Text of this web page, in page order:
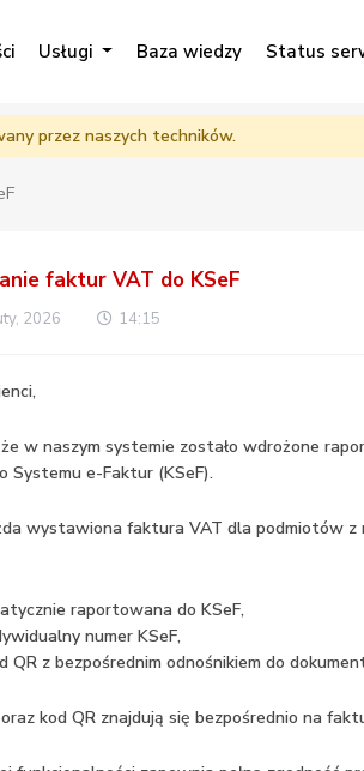
Usługi Baza wiedzy Status
przez naszych techników.
faktur VAT do KSeF
2026 14:15
że w naszym systemie zostało wdrożone
Systemu e-Faktur (KSeF).
wystawiona faktura VAT dla podmiotów z
raportowana do KSeF,
numer KSeF,
QR z bezpośrednim odnośnikiem do
kod QR znajdują się bezpośrednio na